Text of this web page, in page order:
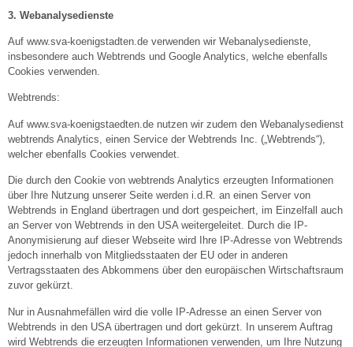
3. Webanalysedienste
Auf www.sva-koenigstadten.de verwenden wir Webanalysedienste,
insbesondere auch Webtrends und Google Analytics, welche ebenfalls
Cookies verwenden.
Webtrends:
Auf www.sva-koenigstaedten.de nutzen wir zudem den Webanalysedienst
webtrends Analytics, einen Service der Webtrends Inc. („Webtrends“),
welcher ebenfalls Cookies verwendet.
Die durch den Cookie von webtrends Analytics erzeugten Informationen
über Ihre Nutzung unserer Seite werden i.d.R. an einen Server von
Webtrends in England übertragen und dort gespeichert, im Einzelfall auch
an Server von Webtrends in den USA weitergeleitet. Durch die IP-
Anonymisierung auf dieser Webseite wird Ihre IP-Adresse von Webtrends
jedoch innerhalb von Mitgliedsstaaten der EU oder in anderen
Vertragsstaaten des Abkommens über den europäischen Wirtschaftsraum
zuvor gekürzt.
Nur in Ausnahmefällen wird die volle IP-Adresse an einen Server von
Webtrends in den USA übertragen und dort gekürzt. In unserem Auftrag
wird Webtrends die erzeugten Informationen verwenden, um Ihre Nutzung